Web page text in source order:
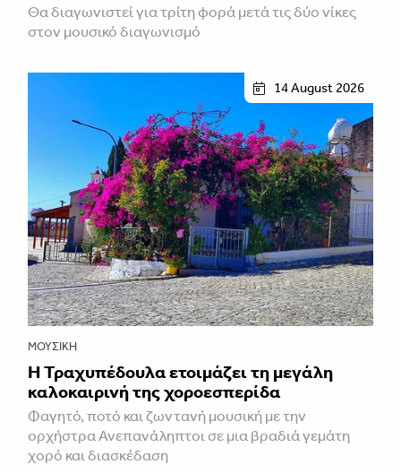
Θα διαγωνιστεί για τρίτη φορά μετά τις δύο νίκες
στον μουσικό διαγωνισμό
14 August 2026
ΜΟΥΣΙΚΉ
Η Τραχυπέδουλα ετοιμάζει τη μεγάλη
καλοκαιρινή της χοροεσπερίδα
Φαγητό, ποτό και ζωντανή μουσική με την
ορχήστρα Ανεπανάληπτοι σε μια βραδιά γεμάτη
χορό και διασκέδαση